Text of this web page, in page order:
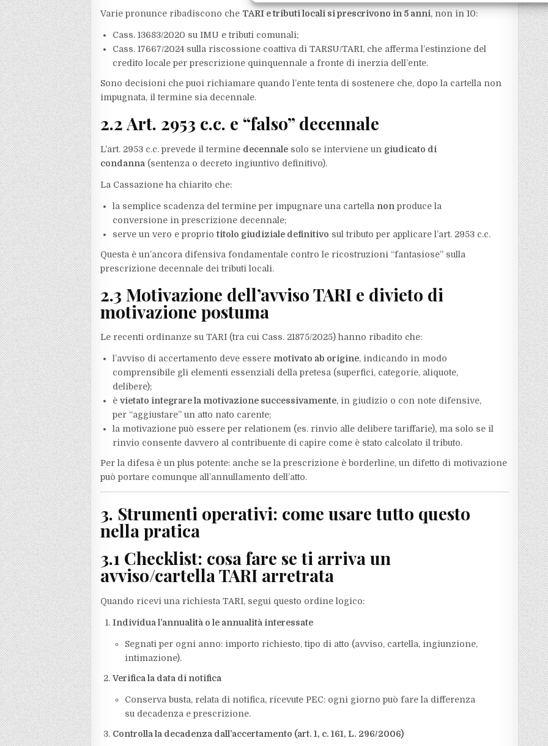
Varie pronunce ribadiscono che TARI e tributi locali si prescrivono in 5 anni, non in 10:
Cass. 13683/2020 su IMU e tributi comunali;​
Cass. 17667/2024 sulla riscossione coattiva di TARSU/TARI, che afferma l’estinzione del
credito locale per prescrizione quinquennale a fronte di inerzia dell’ente.​
Sono decisioni che puoi richiamare quando l’ente tenta di sostenere che, dopo la cartella non
impugnata, il termine sia decennale.
2.2 Art. 2953 c.c. e “falso” decennale
L’art. 2953 c.c. prevede il termine decennale solo se interviene un giudicato di
condanna (sentenza o decreto ingiuntivo definitivo).​
La Cassazione ha chiarito che:
la semplice scadenza del termine per impugnare una cartella non produce la
conversione in prescrizione decennale;
serve un vero e propriotitolo giudiziale definitivo sul tributo per applicare l’art. 2953 c.c.​
Questa è un’ancora difensiva fondamentale contro le ricostruzioni “fantasiose” sulla
prescrizione decennale dei tributi locali.
2.3 Motivazione dell’avviso TARI e divieto di
motivazione postuma
Le recenti ordinanze su TARI (tra cui Cass. 21875/2025) hanno ribadito che:​
l’avviso di accertamento deve essere motivato ab origine, indicando in modo
comprensibile gli elementi essenziali della pretesa (superfici, categorie, aliquote,
delibere);
èvietato integrare la motivazione successivamente, in giudizio o con note difensive,
per “aggiustare” un atto nato carente;
la motivazione può essere per relationem (es. rinvio alle delibere tariffarie), ma solo se il
rinvio consente davvero al contribuente di capire come è stato calcolato il tributo.
Per la difesa è un plus potente: anche se la prescrizione è borderline, un difetto di motivazione
può portare comunque all’annullamento dell’atto.
3. Strumenti operativi: come usare tutto questo
nella pratica
3.1 Checklist: cosa fare se ti arriva un
avviso/cartella TARI arretrata
Quando ricevi una richiesta TARI, segui questo ordine logico:
Individua l’annualità o le annualità interessate
Segnati per ogni anno: importo richiesto, tipo di atto (avviso, cartella, ingiunzione,
intimazione).
Verifica la data di notifica
Conserva busta, relata di notifica, ricevute PEC: ogni giorno può fare la differenza
su decadenza e prescrizione.​
Controlla la decadenza dall’accertamento (art. 1, c. 161, L. 296/2006)